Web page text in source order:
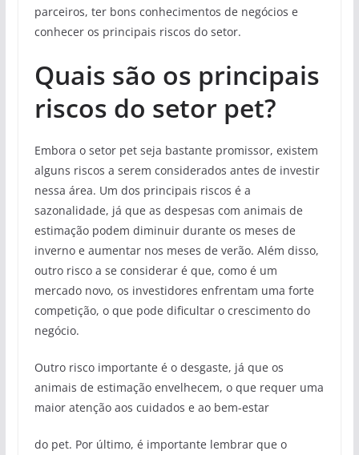
parceiros, ter bons conhecimentos de negócios e
conhecer os principais riscos do setor.
Quais são os principais
riscos do setor pet?
Embora o setor pet seja bastante promissor, existem
alguns riscos a serem considerados antes de investir
nessa área. Um dos principais riscos é a
sazonalidade, já que as despesas com animais de
estimação podem diminuir durante os meses de
inverno e aumentar nos meses de verão. Além disso,
outro risco a se considerar é que, como é um
mercado novo, os investidores enfrentam uma forte
competição, o que pode dificultar o crescimento do
negócio.
Outro risco importante é o desgaste, já que os
animais de estimação envelhecem, o que requer uma
maior atenção aos cuidados e ao bem-estar
do pet. Por último, é importante lembrar que o